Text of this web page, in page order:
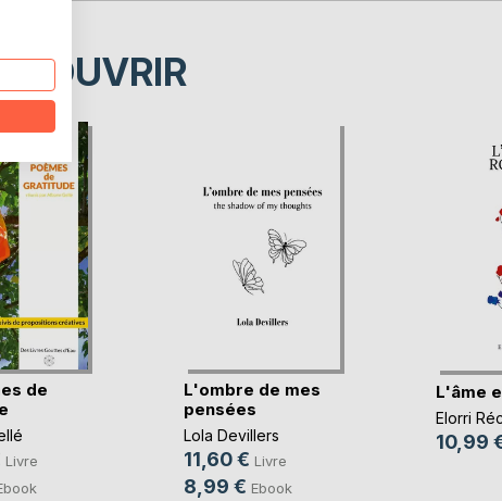
de
Livre
L'ombre de mes
pensées
Lola Devillers
11,60 € Livre
8,99 € Ebook
L'âme
Elorri
10,99